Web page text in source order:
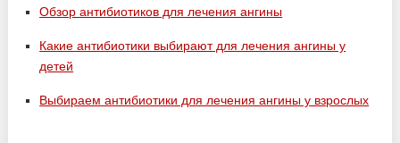
Обзор антибиотиков для лечения ангины
Какие антибиотики выбирают для лечения ангины у
детей
Выбираем антибиотики для лечения ангины у взрослых